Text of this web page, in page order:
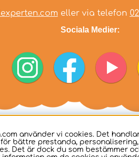
eller via telefon
Sociala Medier:
använder vi cookies. Det
bättre prestanda,
Det är dock du som bestämmer